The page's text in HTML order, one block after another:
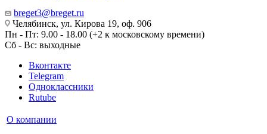
breget3@breget.ru
Челябинск, ул. Кирова 19, оф. 906
Пн - Пт: 9.00 - 18.00 (+2 к московскому времени)
Сб - Вс: выходные
Вконтакте
Telegram
Одноклассники
Rutube
О компании